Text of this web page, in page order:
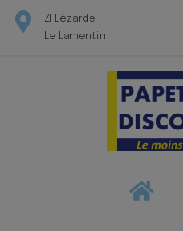
ZI Lézarde
Le Lamentin